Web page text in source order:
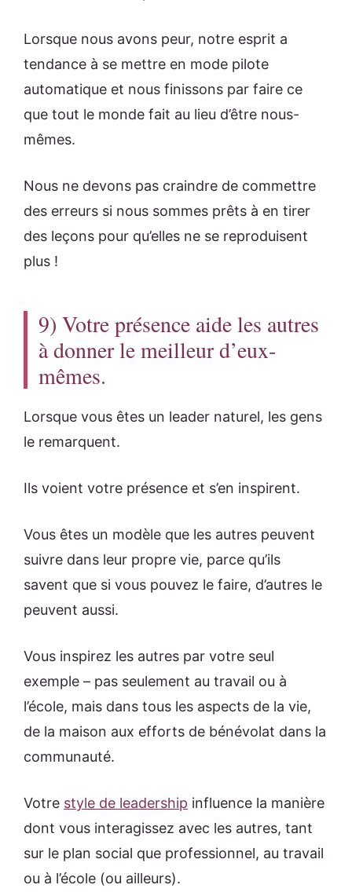
Lorsque nous avons peur, notre esprit a
tendance à se mettre en mode pilote
automatique et nous finissons par faire ce
que tout le monde fait au lieu d’être nous-
mêmes.
Nous ne devons pas craindre de commettre
des erreurs si nous sommes prêts à en tirer
des leçons pour qu’elles ne se reproduisent
plus !
9) Votre présence aide les autres
à donner le meilleur d’eux-
mêmes.
Lorsque vous êtes un leader naturel, les gens
le remarquent.
Ils voient votre présence et s’en inspirent.
Vous êtes un modèle que les autres peuvent
suivre dans leur propre vie, parce qu’ils
savent que si vous pouvez le faire, d’autres le
peuvent aussi.
Vous inspirez les autres par votre seul
exemple – pas seulement au travail ou à
l’école, mais dans tous les aspects de la vie,
de la maison aux efforts de bénévolat dans la
communauté.
Votre style de leadership influence la manière
dont vous interagissez avec les autres, tant
sur le plan social que professionnel, au travail
ou à l’école (ou ailleurs).